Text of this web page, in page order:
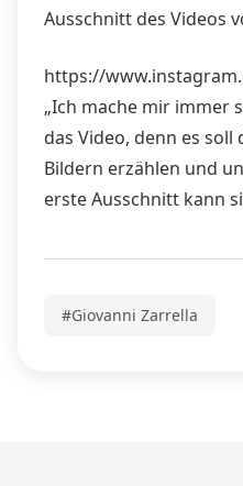
Ausschnitt des Videos
https://
„Ich mache mir immer
das Video, denn es
Bildern erzählen und
erste Ausschnitt kann
#Giovanni Zarrella